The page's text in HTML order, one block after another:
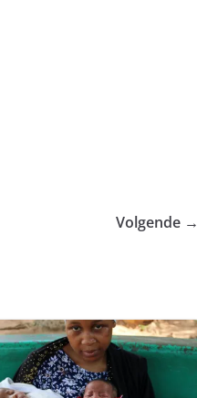
Volgende →